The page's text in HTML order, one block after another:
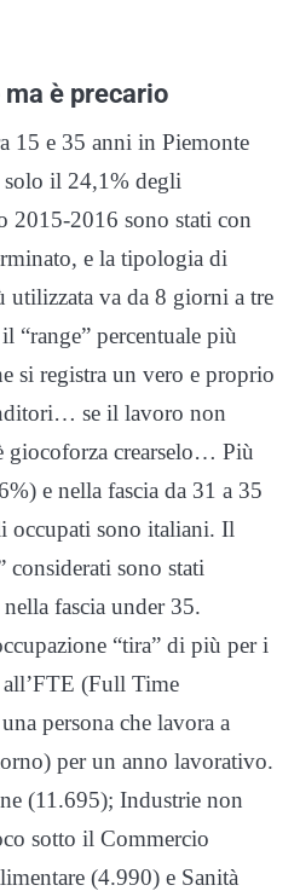
ma è precario
15 e 35 anni in Piemonte
solo il 24,1% degli
2015-2016 sono stati con
e la tipologia di
utilizzata va da 8 giorni a tre
“range” percentuale più
si registra un vero e proprio
se il lavoro non
giocoforza crearselo… Più
e nella fascia da 31 a 35
occupati sono italiani. Il
considerati sono stati
fascia under 35.
“tira” di più per i
(Full Time
persona che lavora a
per un anno lavorativo.
(11.695); Industrie non
sotto il Commercio
(4.990) e Sanità